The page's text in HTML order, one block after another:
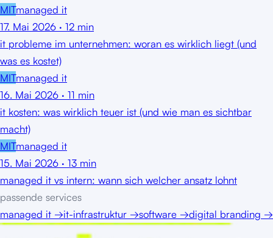
MITmanaged it
17. Mai 2026 · 12 min
it probleme im unternehmen: woran es wirklich liegt (und
was es kostet)
MITmanaged it
16. Mai 2026 · 11 min
it kosten: was wirklich teuer ist (und wie man es sichtbar
macht)
MITmanaged it
15. Mai 2026 · 13 min
managed it vs intern: wann sich welcher ansatz lohnt
passende services
managed it →it-infrastruktur →software →digital branding →